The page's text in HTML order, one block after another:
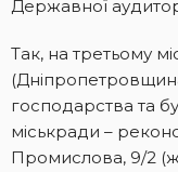
Державної
Так, на третьому
господарства та
міськради –
Промислова, 9/2